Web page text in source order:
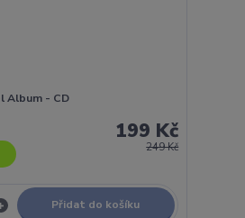
Album - CD
249 Kč
199 Kč
Přidat do košíku